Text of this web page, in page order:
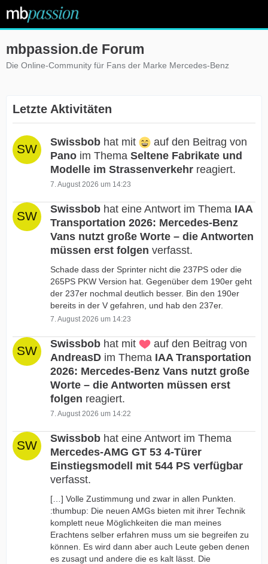
mbpassion.de Forum
Die Online-Community für Fans der Marke Mercedes-Benz
Letzte Aktivitäten
Swissbob hat mit
auf den Beitrag von
Pano im Thema Seltene Fabrikate und
Modelle im Strassenverkehr reagiert.
7. August 2026 um 14:23
Swissbob hat eine Antwort im Thema IAA
Transportation 2026: Mercedes-Benz
Vans nutzt große Worte – die Antworten
müssen erst folgen verfasst.
Schade dass der Sprinter nicht die 237PS oder die
265PS PKW Version hat. Gegenüber dem 190er geht
der 237er nochmal deutlich besser. Bin den 190er
bereits in der V gefahren, und hab den 237er.
7. August 2026 um 14:23
Swissbob hat mit
auf den Beitrag von
AndreasD im Thema IAA Transportation
2026: Mercedes-Benz Vans nutzt große
Worte – die Antworten müssen erst
folgen reagiert.
7. August 2026 um 14:22
Swissbob hat eine Antwort im Thema
Mercedes-AMG GT 53 4-Türer
Einstiegsmodell mit 544 PS verfügbar
verfasst.
[…] Volle Zustimmung und zwar in allen Punkten.
:thumbup: Die neuen AMGs bieten mit ihrer Technik
komplett neue Möglichkeiten die man meines
Erachtens selber erfahren muss um sie begreifen zu
können. Es wird dann aber auch Leute geben denen
es zusagt und andere die es kalt lässt. Die